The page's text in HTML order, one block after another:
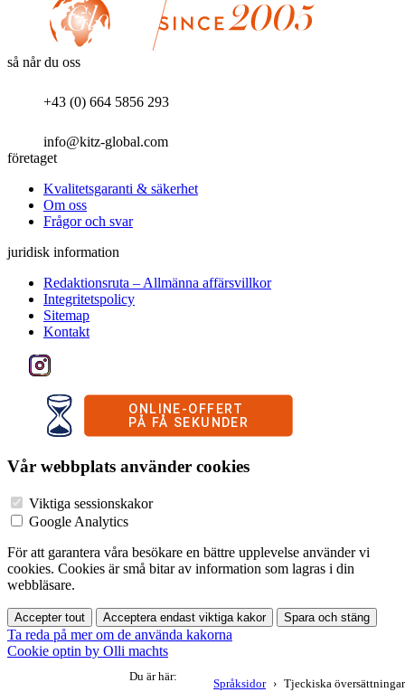
Du är här:
Språksidor Tjeckiska översättningar
så når du oss
+43 (0) 664 5856 293
info@kitz-global.com
företaget
Kvalitetsgaranti & säkerhet
Om oss
Frågor och svar
juridisk information
Redaktionsruta – Allmänna affärsvillkor
Integritetspolicy
Sitemap
Kontakt
Vår webbplats använder cookies
Viktiga sessionskakor
Google Analytics
För att garantera våra besökare en bättre upplevelse använder vi
cookies. Cookies är små bitar av information som lagras i din
webbläsare.
Accepter tout Acceptera endast viktiga kakor Spara och stäng
Ta reda på mer om de använda kakorna
Cookie optin by Olli machts